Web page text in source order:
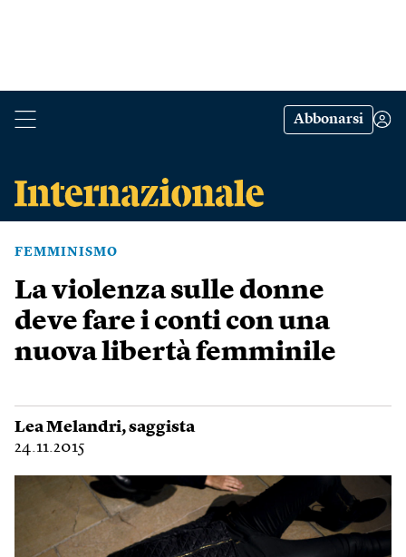
Abbonarsi
FEMMINISMO
La violenza sulle donne
deve fare i conti con una
nuova libertà femminile
Lea Melandri, saggista
24.11.2015